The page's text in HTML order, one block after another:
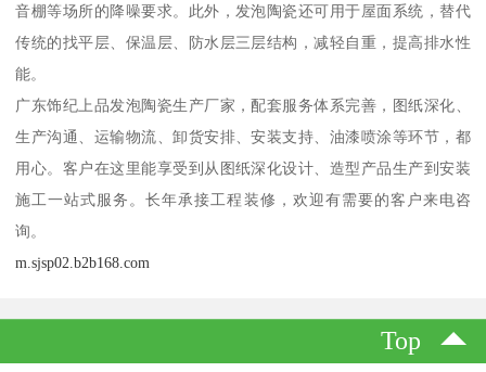
音棚等场所的降噪要求。此外，发泡陶瓷还可用于屋面系统，替代
传统的找平层、保温层、防水层三层结构，减轻自重，提高排水性
能。
广东饰纪上品发泡陶瓷生产厂家，配套服务体系完善，图纸深化、
生产沟通、运输物流、卸货安排、安装支持、油漆喷涂等环节，都
用心。客户在这里能享受到从图纸深化设计、造型产品生产到安装
施工一站式服务。长年承接工程装修，欢迎有需要的客户来电咨
询。
m.sjsp02.b2b168.com
Top